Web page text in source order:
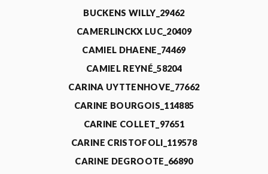
BUCKENS WILLY_29462
CAMERLINCKX LUC_20409
CAMIEL DHAENE_74469
CAMIEL REYNÉ_58204
CARINA UYTTENHOVE_77662
CARINE BOURGOIS_114885
CARINE COLLET_97651
CARINE CRISTOFOLI_119578
CARINE DEGROOTE_66890